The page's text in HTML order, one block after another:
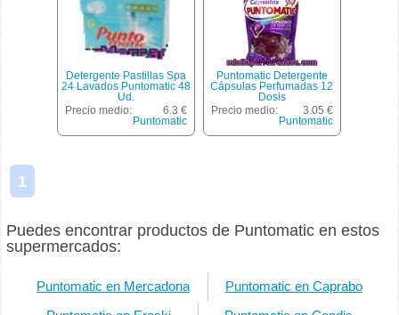
Detergente Pastillas Spa
24 Lavados Puntomatic 48
Ud.
Precio medio:
6.3 €
Puntomatic
Puntomatic Detergente
Cápsulas Perfumadas 12
Dosis
Precio medio:
3.05 €
Puntomatic
1
Puedes encontrar productos de Puntomatic en estos
supermercados:
Puntomatic en Mercadona Puntomatic en Caprabo